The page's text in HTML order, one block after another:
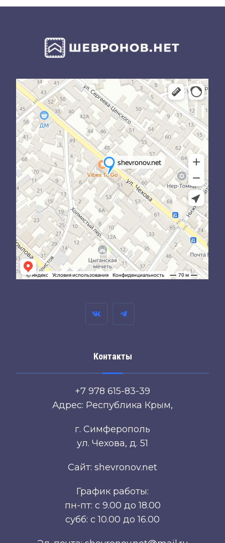
Контакты
+7 978 615-83-39
Адрес: Республика Крым,
г. Симферополь
ул. Чехова, д. 51
Сайт: shevronov.net
График работы:
пн-пт: с 9.00 до 18.00
субб: с 10.00 до 16.00